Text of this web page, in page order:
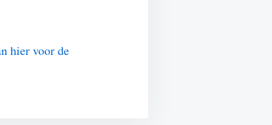
hier voor de